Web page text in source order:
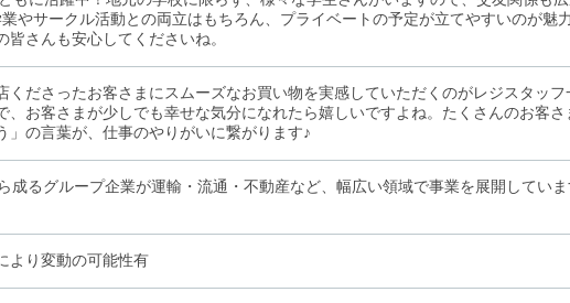
やサークル活動との両立はもちろん、プライベートの予定が立てやすいのが魅
さんも安心してくださいね。
くださったお客さまにスムーズなお買い物を実感していただくのがレジスタッフ
、お客さまが少しでも幸せな気分になれたら嬉しいですよね。たくさんのお客さ
」の言葉が、仕事のやりがいに繋がります♪
成るグループ企業が運輸・流通・不動産など、幅広い領域で事業を展開してい
より変動の可能性有